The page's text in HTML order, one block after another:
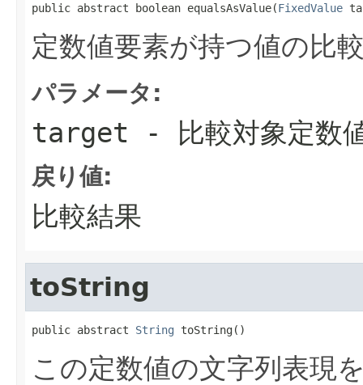
public abstract boolean equalsAsValue(FixedValue
定数値要素が持つ値の比
パラメータ:
target - 比較対象定数
戻り値:
比較結果
toString
public abstract String toString()
この定数値の文字列表現